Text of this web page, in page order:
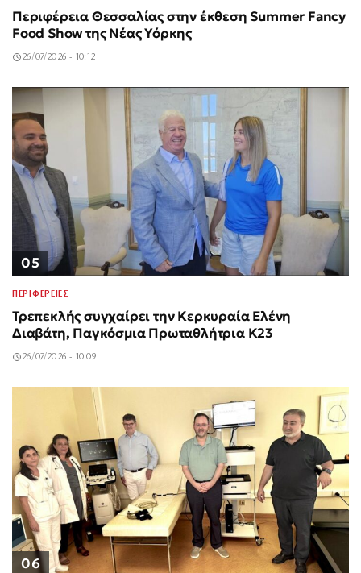
Περιφέρεια Θεσσαλίας στην έκθεση Summer Fancy
Food Show της Νέας Υόρκης
26/07/2026 - 10:12
05
ΠΕΡΙΦΕΡΕΙΕΣ
Τρεπεκλής συγχαίρει την Κερκυραία Ελένη
Διαβάτη, Παγκόσμια Πρωταθλήτρια Κ23
26/07/2026 - 10:09
06